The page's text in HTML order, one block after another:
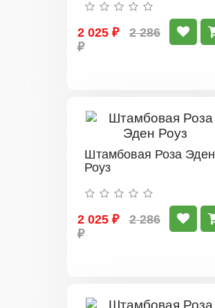
2 025 ₽
2 286
₽
Штамбовая Роза Эден
Роуз
2 025 ₽
2 286
₽